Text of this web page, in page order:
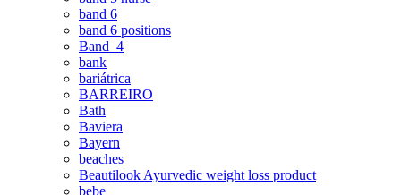
band 6
band 6 positions
Band_4
bank
bariátrica
BARREIRO
Bath
Baviera
Bayern
beaches
Beautilook Ayurvedic weight loss product
bebe